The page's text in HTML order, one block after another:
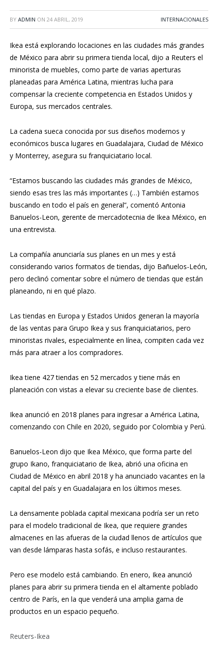
BY ADMIN ON 24 ABRIL, 2019 INTERNACIONALES
Ikea está explorando locaciones en las ciudades más grandes
de México para abrir su primera tienda local, dijo a Reuters el
minorista de muebles, como parte de varias aperturas
planeadas para América Latina, mientras lucha para
compensar la creciente competencia en Estados Unidos y
Europa, sus mercados centrales.
La cadena sueca conocida por sus diseños modernos y
económicos busca lugares en Guadalajara, Ciudad de México
y Monterrey, asegura su franquiciatario local.
“Estamos buscando las ciudades más grandes de México,
siendo esas tres las más importantes (…) También estamos
buscando en todo el país en general”, comentó Antonia
Banuelos-Leon, gerente de mercadotecnia de Ikea México, en
una entrevista.
La compañía anunciaría sus planes en un mes y está
considerando varios formatos de tiendas, dijo Bañuelos-León,
pero declinó comentar sobre el número de tiendas que están
planeando, ni en qué plazo.
Las tiendas en Europa y Estados Unidos generan la mayoría
de las ventas para Grupo Ikea y sus franquiciatarios, pero
minoristas rivales, especialmente en línea, compiten cada vez
más para atraer a los compradores.
Ikea tiene 427 tiendas en 52 mercados y tiene más en
planeación con vistas a elevar su creciente base de clientes.
Ikea anunció en 2018 planes para ingresar a América Latina,
comenzando con Chile en 2020, seguido por Colombia y Perú.
Banuelos-Leon dijo que Ikea México, que forma parte del
grupo Ikano, franquiciatario de Ikea, abrió una oficina en
Ciudad de México en abril 2018 y ha anunciado vacantes en la
capital del país y en Guadalajara en los últimos meses.
La densamente poblada capital mexicana podría ser un reto
para el modelo tradicional de Ikea, que requiere grandes
almacenes en las afueras de la ciudad llenos de artículos que
van desde lámparas hasta sofás, e incluso restaurantes.
Pero ese modelo está cambiando. En enero, Ikea anunció
planes para abrir su primera tienda en el altamente poblado
centro de París, en la que venderá una amplia gama de
productos en un espacio pequeño.
Reuters-Ikea